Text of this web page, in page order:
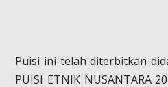
Puisi ini telah diterbitkan
PUISI ETNIK NUSANTARA